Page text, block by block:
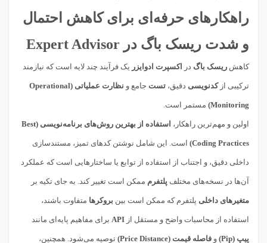
راهکارهای حرفه‌ای برای کاهش احتمال
و شدت ریسک باگ در Expert Advisor
کاهش ریسک باگ در اکسپرت ادوایزر یک فرآیند چند لایه است که نیازمند
ترکیبی ازکدنویسی دقیق، تست جامع و نظارت عملیاتی (Operational
Monitoring) مستمر است.
اولین و مهم‌ترین راهکار، استفاده از بهترین روش‌های برنامه‌نویسی (Best
Coding Practices) است. این شامل نوشتن کدهای تمیز، مستندسازی
داخلی دقیق، و اجتناب از استفاده از توابع یا ساختارهایی است که عملکرد
آن‌ها در نسخه‌های مختلف پلتفرم ممکن است تغییر کند. به جای تکیه بر
متغیرهای داخلی پلتفرم که ممکن است بین بروکرها متفاوت باشند،
استفاده از محاسبات واضح و مستقل از API برای مفاهیم پایه‌ای مانند
پیپ (Pip) و فاصله قیمت (Price Distance) توصیه می‌شود. همچنین،